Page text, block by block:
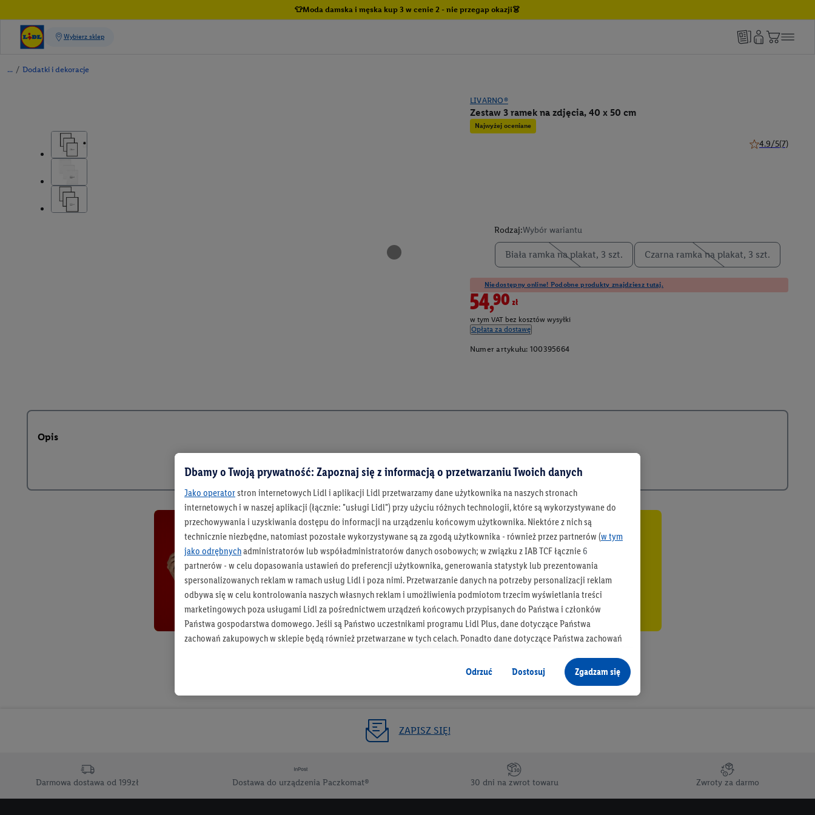
👕Moda damska i męska kup 3 w cenie 2 - nie przegap okazji👗
/ Dodatki i dekoracje
LIVARNO®
Zestaw 3 ramek na zdjęcia, 40 x 50 cm
Najwyżej oceniane
4.9/5(7)
Rodzaj:Wybór wariantu
Biała ramka na plakat, 3 szt. Czarna ramka na plakat, 3 szt.
Niedostępny online! Podobne produkty znajdziesz tutaj.
54,90zł
w tym VAT bez kosztów wysyłki
Opłata za dostawę
Numer artykułu: 100395664
Opis
Bądź na bieżąco
Otrzymuj newsletter Lidla
Zapisz się!
ZAPISZ SIĘ!
Darmowa dostawa od 199zł Dostawa do urządzenia Paczkomat® 30 dni na zwrot towaru Zwroty za darmo
Dbamy o Twoją prywatność: Zapoznaj się z informacją o przetwarzaniu Twoich danych
Jako operatorstron internetowych Lidl i aplikacji Lidl przetwarzamy dane użytkownika na naszych stronach
internetowych i w naszej aplikacji (łącznie: "usługi Lidl") przy użyciu różnych technologii, które są wykorzystywane do
przechowywania i uzyskiwania dostępu do informacji na urządzeniu końcowym użytkownika. Niektóre z nich są
technicznie niezbędne, natomiast pozostałe wykorzystywane są za zgodą użytkownika - również przez partnerów (w tym
jako odrębnychadministratorów lub współadministratorów danych osobowych; w związku z IAB TCF łącznie 6
partnerów - w celu dopasowania ustawień do preferencji użytkownika, generowania statystyk lub prezentowania
spersonalizowanych reklam w ramach usług Lidl i poza nimi. Przetwarzanie danych na potrzeby personalizacji reklam
odbywa się w celu kontrolowania naszych własnych reklam i umożliwienia podmiotom trzecim wyświetlania treści
marketingowych poza usługami Lidl za pośrednictwem urządzeń końcowych przypisanych do Państwa i członków
Państwa gospodarstwa domowego. Jeśli są Państwo uczestnikami programu Lidl Plus, dane dotyczące Państwa
zachowań zakupowych w sklepie będą również przetwarzane w tych celach. Ponadto dane dotyczące Państwa zachowań
jako niezależny administrator danych
Tworzenie spersonalizowanych reklam opiera się na generowaniu profili, które są również wzbogacane o dane z innych
informacji z konta klienta - np. wieku lub płci - a także dokładnych danych dotyczących lokalizacji), również przez różne
urządzenia końcowe i usługi Lidl, w tym przechowywanie lub uzyskiwanie dostępu do informacji na urządzeniach
przetwarzanie odbywa się również w celu pomiaru wydajności/skuteczności reklamy, badania grup docelowych,
opracowywania ofert oraz zapewnienia bezpieczeństwa technicznego i optymalizacji wyświetlania konkretnych treści.
Odrzuć Dostosuj Zgadzam się